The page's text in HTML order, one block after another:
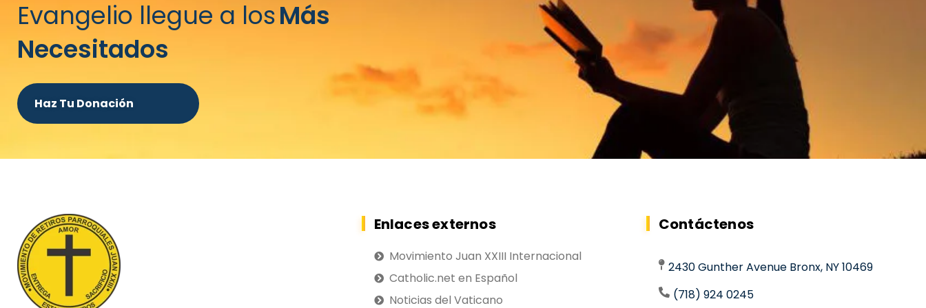
Evangelio llegue a losMás
Necesitados
Haz Tu Donación
Enlaces externos
Movimiento Juan XXIII Internacional
Catholic.net en Español
Noticias del Vaticano
Contáctenos
2430 Gunther Avenue Bronx, NY 10469
(718) 924 0245